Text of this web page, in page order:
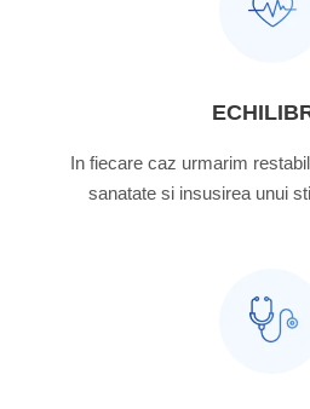
In fiecare caz urmarim
sanatate si insusirea unui